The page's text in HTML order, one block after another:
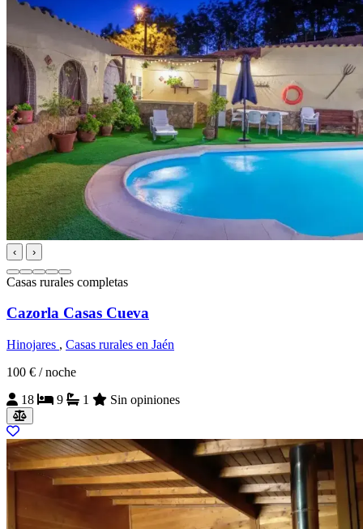
‹ ›
Casas rurales completas
Cazorla Casas Cueva
Hinojares , Casas rurales en Jaén
100 € / noche
18
9 1 Sin opiniones